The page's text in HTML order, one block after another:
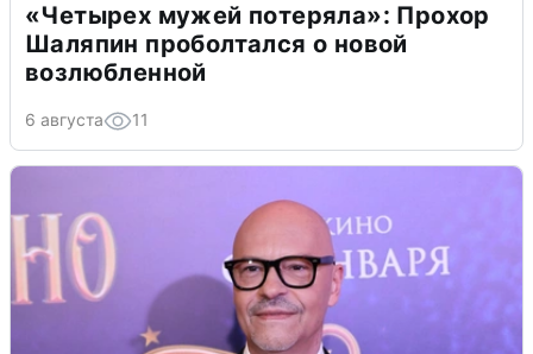
«Четырех мужей потеряла»: Прохор
Шаляпин проболтался о новой
возлюбленной
6 августа 11